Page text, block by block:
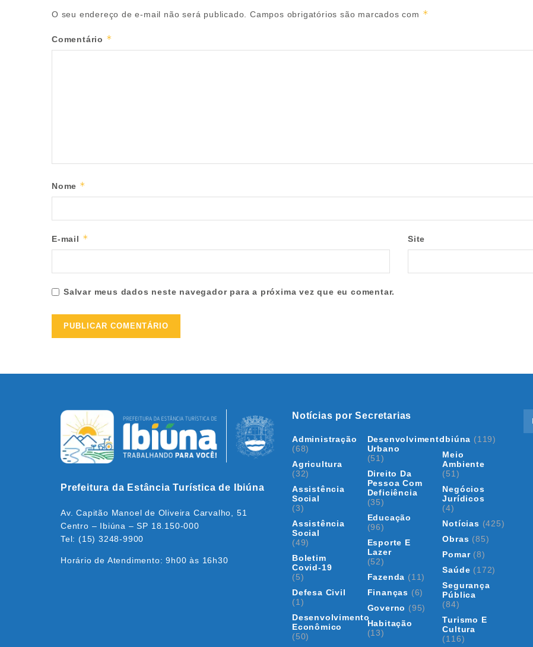
O seu endereço de e-mail não será publicado. Campos obrigatórios são marcados com *
Comentário *
Nome *
E-mail * Site
Salvar meus dados neste navegador para a próxima vez que eu comentar.
Prefeitura da Estância Turística de Ibiúna
Av. Capitão Manoel de Oliveira Carvalho, 51
Centro – Ibiúna – SP 18.150-000
Tel: (15) 3248-9900
Horário de Atendimento: 9h00 às 16h30
Notícias por Secretarias
Administração
(68)
Agricultura
(32)
Assistência
Social
(3)
Assistência
Social
(49)
Boletim
Covid-19
(5)
Defesa Civil
(1)
Desenvolvimento
Econômico
(50)
Desenvolvimento
Urbano
(51)
Direito Da
Pessoa Com
Deficiência
(35)
Educação
(96)
Esporte E
Lazer
(52)
Fazenda (11)
Finanças (6)
Governo (95)
Habitação
(13)
Ibiúna (119)
Meio
Ambiente
(51)
Negócios
Jurídicos
(4)
Notícias (425)
Obras (85)
Pomar(8)
Saúde (172)
Segurança
Pública
(84)
Turismo E
Cultura
(116)